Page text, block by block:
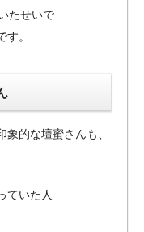
たせいで
。
的な壇蜜さんも、
ていた人